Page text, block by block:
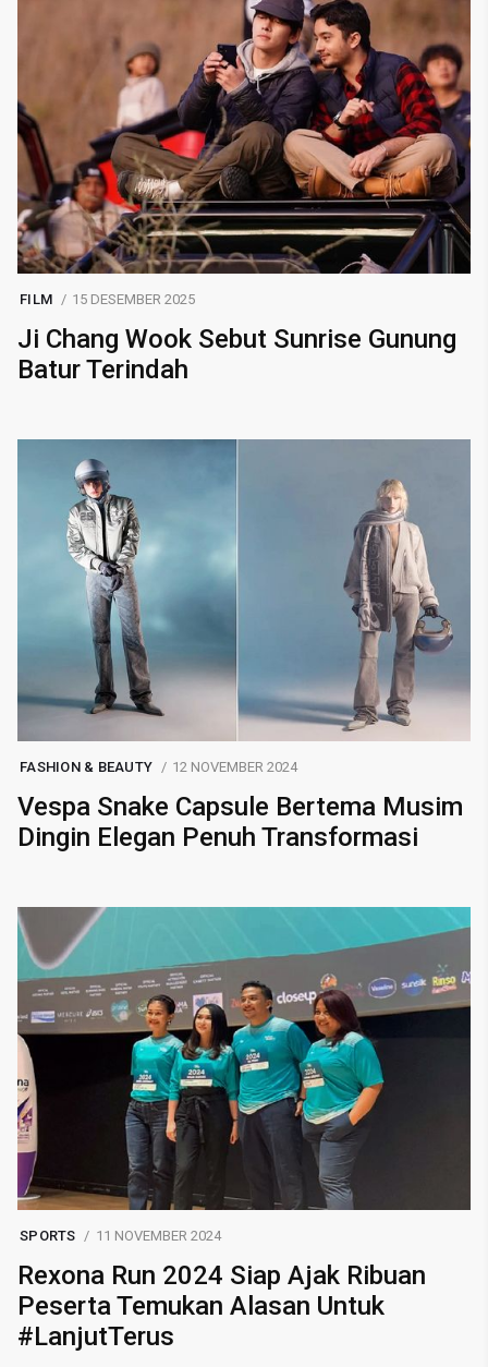
FILM 15 DESEMBER 2025
Ji Chang Wook Sebut Sunrise Gunung
Batur Terindah
FASHION & BEAUTY 12 NOVEMBER 2024
Vespa Snake Capsule Bertema Musim
Dingin Elegan Penuh Transformasi
SPORTS 11 NOVEMBER 2024
Rexona Run 2024 Siap Ajak Ribuan
Peserta Temukan Alasan Untuk
#LanjutTerus